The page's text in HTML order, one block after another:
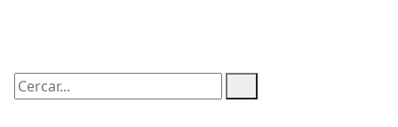
Cercar: